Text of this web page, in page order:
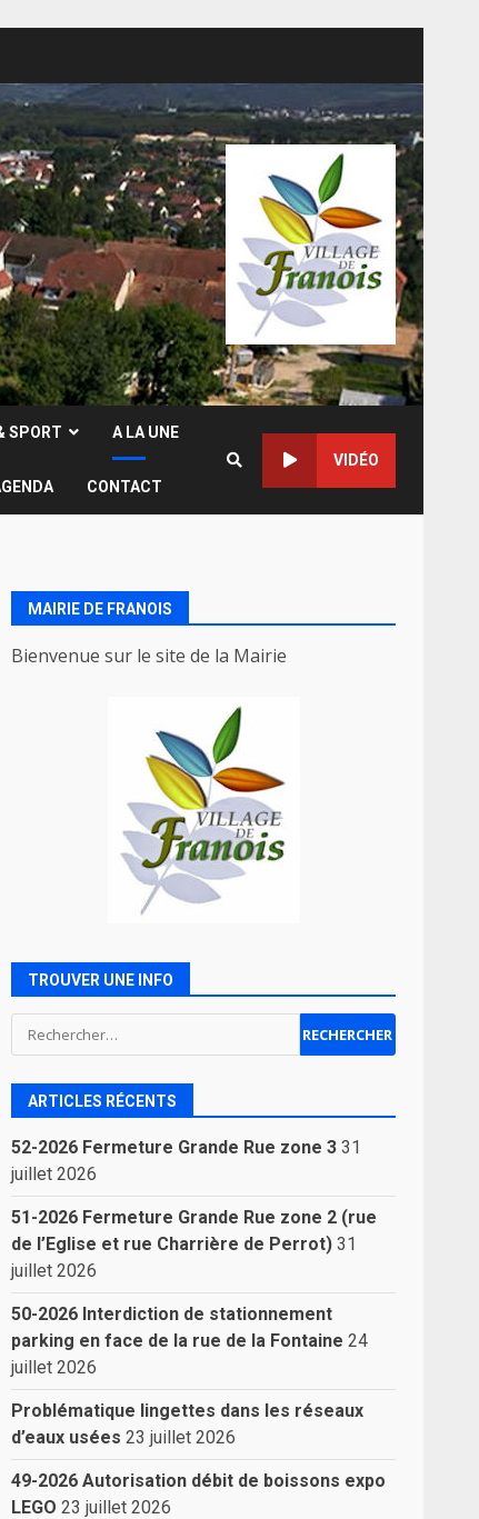
SPORT A LA UNE
CONTACT
VIDÉO
MAIRIE DE FRANOIS
Bienvenue sur le site de la Mairie
TROUVER UNE INFO
Rechercher :
ARTICLES RÉCENTS
52-2026 Fermeture Grande Rue zone 3 31
juillet 2026
51-2026 Fermeture Grande Rue zone 2 (rue
de l’Eglise et rue Charrière de Perrot) 31
juillet 2026
50-2026 Interdiction de stationnement
parking en face de la rue de la Fontaine 24
juillet 2026
Problématique lingettes dans les réseaux
d’eaux usées 23 juillet 2026
49-2026 Autorisation débit de boissons expo
LEGO 23 juillet 2026